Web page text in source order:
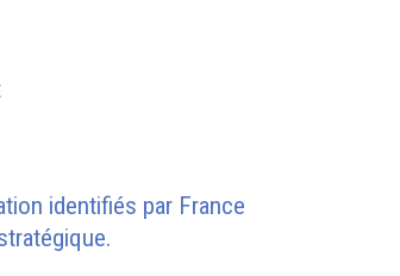
identifiés par France